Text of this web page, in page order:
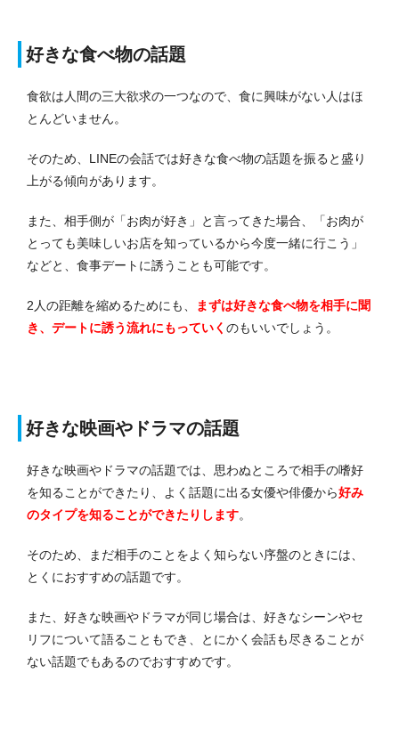
好きな食べ物の話題
食欲は人間の三大欲求の一つなので、食に興味がない人はほ
とんどいません。
そのため、LINEの会話では好きな食べ物の話題を振ると盛り
上がる傾向があります。
また、相手側が「お肉が好き」と言ってきた場合、「お肉が
とっても美味しいお店を知っているから今度一緒に行こう」
などと、食事デートに誘うことも可能です。
2人の距離を縮めるためにも、
まずは好きな食べ物を相手に聞
き、デートに誘う流れにもっていく のもいいでしょう。
好きな映画やドラマの話題
好きな映画やドラマの話題では、思わぬところで相手の嗜好
を知ることができたり、よく話題に出る女優や俳優から好み
のタイプを知ることができたりします。
そのため、まだ相手のことをよく知らない序盤のときには、
とくにおすすめの話題です。
また、好きな映画やドラマが同じ場合は、好きなシーンやセ
リフについて語ることもでき、とにかく会話も尽きることが
ない話題でもあるのでおすすめです。